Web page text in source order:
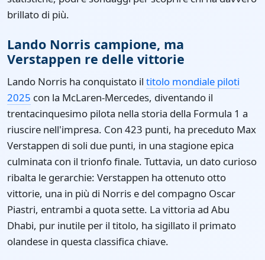
brillato di più.
Lando Norris campione, ma
Verstappen re delle vittorie
Lando Norris ha conquistato il titolo mondiale piloti
2025 con la McLaren-Mercedes, diventando il
trentacinquesimo pilota nella storia della Formula 1 a
riuscire nell'impresa. Con 423 punti, ha preceduto Max
Verstappen di soli due punti, in una stagione epica
culminata con il trionfo finale. Tuttavia, un dato curioso
ribalta le gerarchie: Verstappen ha ottenuto otto
vittorie, una in più di Norris e del compagno Oscar
Piastri, entrambi a quota sette. La vittoria ad Abu
Dhabi, pur inutile per il titolo, ha sigillato il primato
olandese in questa classifica chiave.